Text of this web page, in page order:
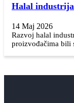
Halal industrija
14 Maj 2026
Razvoj halal
proizvođačima bili